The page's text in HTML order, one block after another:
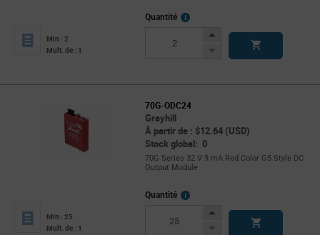
Min : 2
Mult. de : 1
Quantité
More
Increase
Decrease
70G-ODC24
Grayhill
À partir de : $12.64 (USD)
Stock global: 0
70G Series 32 V 9 mA Red Color G5 Style DC
Output Module
Min : 25
Mult. de : 1
Quantité
More
Increase
Decrease